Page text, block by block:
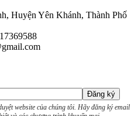
Huyện Yên Khánh, Thành Phố
website của chúng tôi. Hãy đăng ký email